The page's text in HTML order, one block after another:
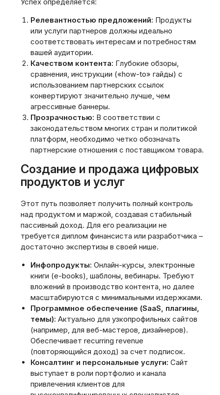
Релевантностью предложений: Продукты
или услуги партнеров должны идеально
соответствовать интересам и потребностям
вашей аудитории.
Качеством контента: Глубокие обзоры,
сравнения, инструкции («how-to» гайды) с
использованием партнерских ссылок
конвертируют значительно лучше, чем
агрессивные баннеры.
Прозрачностью: В соответствии с
законодательством многих стран и политикой
платформ, необходимо четко обозначать
партнерские отношения с поставщиком товара.
Создание и продажа цифровых
продуктов и услуг
Этот путь позволяет получить полный контроль
над продуктом и маржой, создавая стабильный
пассивный доход. Для его реализации не
требуется диплом финансиста или разработчика –
достаточно экспертизы в своей нише.
Инфопродукты: Онлайн-курсы, электронные
книги (e-books), шаблоны, вебинары. Требуют
вложений в производство контента, но далее
масштабируются с минимальными издержками.
Программное обеспечение (SaaS, плагины,
темы): Актуально для узкопрофильных сайтов
(например, для веб-мастеров, дизайнеров).
Обеспечивает recurring revenue
(повторяющийся доход) за счет подписок.
Консалтинг и персональные услуги: Сайт
выступает в роли портфолио и канала
привлечения клиентов для